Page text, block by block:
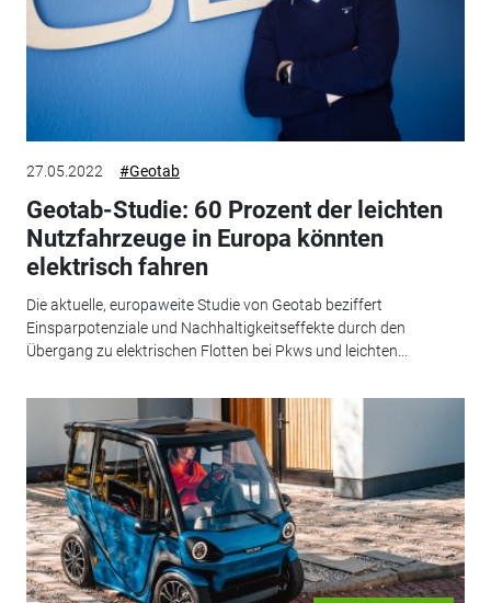
27.05.2022 #Geotab
Geotab-Studie: 60 Prozent der leichten
Nutzfahrzeuge in Europa könnten
elektrisch fahren
Die aktuelle, europaweite Studie von Geotab beziffert
Einsparpotenziale und Nachhaltigkeitseffekte durch den
Übergang zu elektrischen Flotten bei Pkws und leichten...